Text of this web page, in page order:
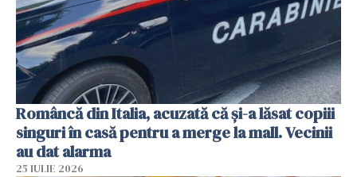
Româncă din Italia, acuzată că și-a lăsat copiii
singuri în casă pentru a merge la mall. Vecinii
au dat alarma
25 IULIE 2026